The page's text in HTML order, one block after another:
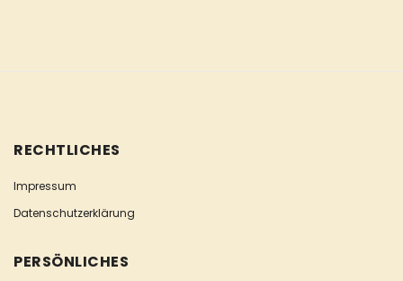
RECHTLICHES
Impressum
Datenschutzerklärung
PERSÖNLICHES